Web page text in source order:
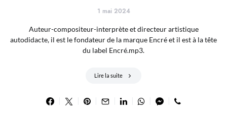
1 mai 2024
Auteur-compositeur-interprète et directeur artistique
autodidacte, il est le fondateur de la marque Encré et il est à la tête
du label Encré.mp3.
Lire la suite